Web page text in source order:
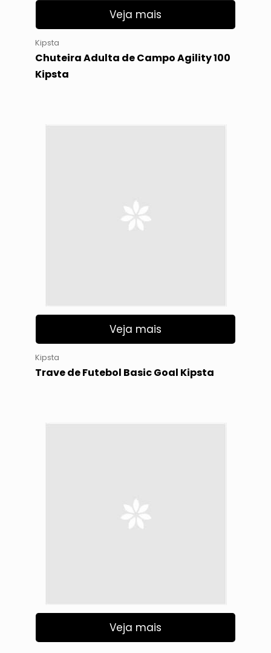
Veja mais
Kipsta
Chuteira Adulta de Campo Agility 100
Kipsta
Veja mais
Kipsta
Trave de Futebol Basic Goal Kipsta
Veja mais